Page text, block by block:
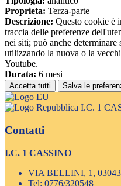
Proprieta: Terza-parte
Descrizione: Questo cookie è
traccia delle preferenze
nei siti; può anche
utilizzando la nuova o la
Youtube.
Durata: 6 mesi
Accetta tutti Salva le
I.C. 1
Contatti
I.C. 1 CASSINO
VIA BELLINI, 1,
Tel: 0776/320548